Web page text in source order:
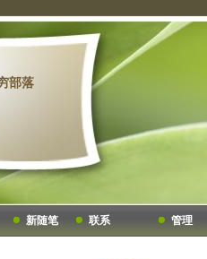
部落
新随笔 联系 管理